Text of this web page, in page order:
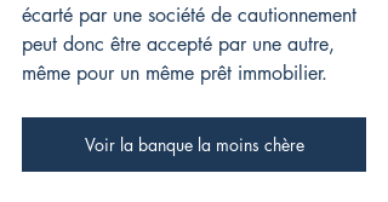
écarté par une société de cautionnement
peut donc être accepté par une autre,
même pour un même prêt immobilier.
Voir la banque la moins chère